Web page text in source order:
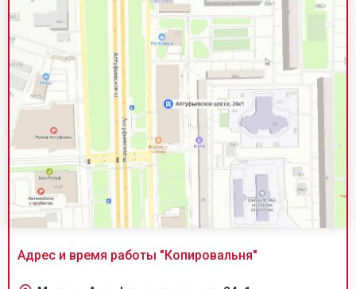
Адрес и время работы "Копировальня"